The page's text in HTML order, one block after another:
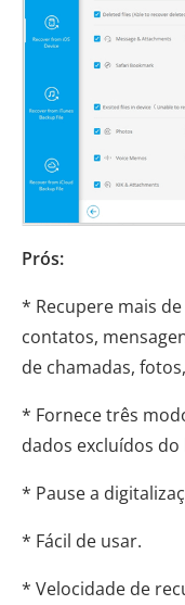
Prós:
* Recupere mais
contatos,
de chamadas,
* Fornece três
dados excluídos do
* Pause a
* Fácil de usar.
* Velocidade de